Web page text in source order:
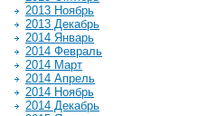
2013 Ноябрь
2013 Декабрь
2014 Январь
2014 Февраль
2014 Март
2014 Апрель
2014 Ноябрь
2014 Декабрь